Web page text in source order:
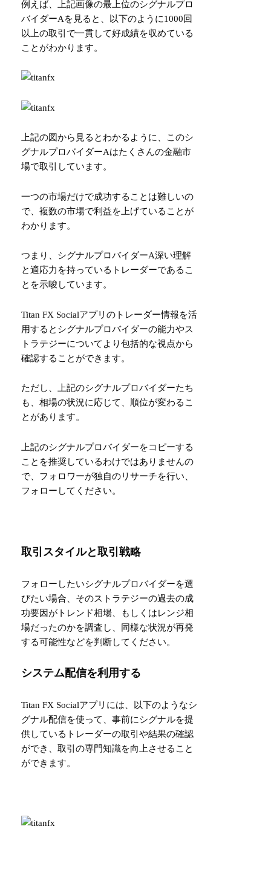
例えば、上記画像の最上位のシグナルプロ
バイダーAを見ると、以下のように1000回
以上の取引で一貫して好成績を収めている
ことがわかります。
上記の図から見るとわかるように、このシ
グナルプロバイダーAはたくさんの金融市
場で取引しています。
一つの市場だけで成功することは難しいの
で、複数の市場で利益を上げていることが
わかります。
つまり、シグナルプロバイダーA深い理解
と適応力を持っているトレーダーであるこ
とを示唆しています。
Titan FX Socialアプリのトレーダー情報を活
用するとシグナルプロバイダーの能力やス
トラテジーについてより包括的な視点から
確認することができます。
ただし、上記のシグナルプロバイダーたち
も、相場の状況に応じて、順位が変わるこ
とがあります。
上記のシグナルプロバイダーをコピーする
ことを推奨しているわけではありませんの
で、フォロワーが独自のリサーチを行い、
フォローしてください。
取引スタイルと取引戦略
フォローしたいシグナルプロバイダーを選
びたい場合、そのストラテジーの過去の成
功要因がトレンド相場、もしくはレンジ相
場だったのかを調査し、同様な状況が再発
する可能性などを判断してください。
システム配信を利用する
Titan FX Socialアプリには、以下のようなシ
グナル配信を使って、事前にシグナルを提
供しているトレーダーの取引や結果の確認
ができ、取引の専門知識を向上させること
ができます。